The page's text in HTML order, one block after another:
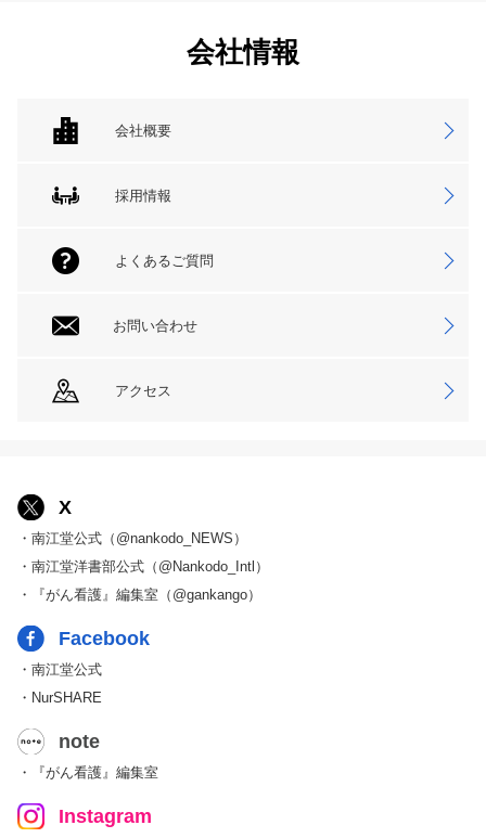
会社情報
会社概要
採用情報
よくあるご質問
お問い合わせ
アクセス
X
・南江堂公式（@nankodo_NEWS）
・南江堂洋書部公式（@Nankodo_Intl）
・『がん看護』編集室（@gankango）
Facebook
・南江堂公式
・NurSHARE
note
・『がん看護』編集室
Instagram